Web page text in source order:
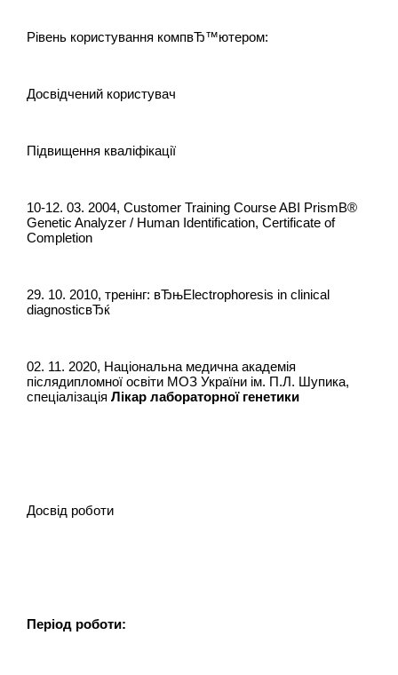
Рівень користування компвЂ™ютером:
Досвідчений користувач
Підвищення кваліфікації
10-12. 03. 2004, Customer Training Course ABI PrismВ®
Genetic Analyzer / Human Identification, Certificate of
Completion
29. 10. 2010, тренінг: вЂњElectrophoresis in clinical
diagnosticвЂќ
02. 11. 2020, Національна медична академія
післядипломної освіти МОЗ України ім. П.Л. Шупика,
спеціалізація Лікар лабораторної генетики
Досвід роботи
Період роботи: